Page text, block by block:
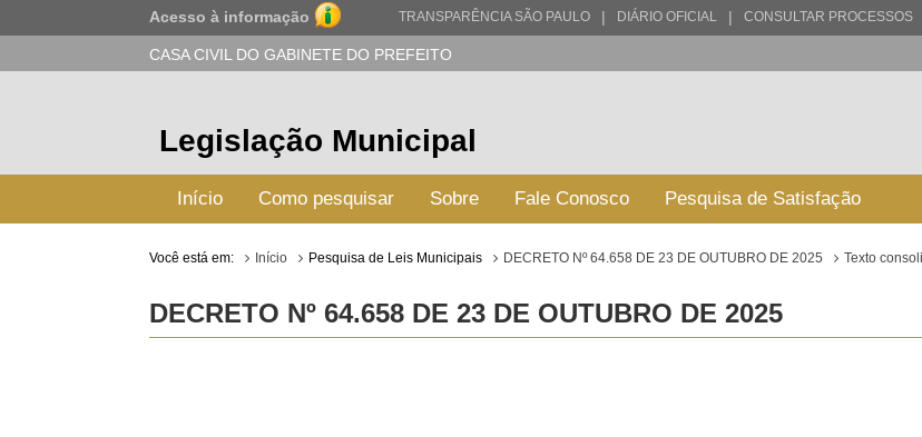
Acesso à informação TRANSPARÊNCIA SÃO PAULO | DIÁRIO OFICIAL | CONSULTAR PROCESSOS
CASA CIVIL DO GABINETE DO PREFEITO
Legislação Municipal
Início Como pesquisar Sobre Fale Conosco Pesquisa de Satisfação
Você está em: Início Pesquisa de Leis Municipais DECRETO Nº 64.658 DE 23 DE OUTUBRO DE 2025 Texto
DECRETO Nº 64.658 DE 23 DE OUTUBRO DE 2025